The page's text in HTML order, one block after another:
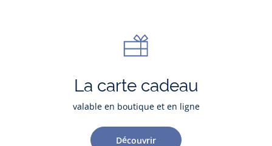
La carte cadeau
valable en boutique et en ligne
Découvrir